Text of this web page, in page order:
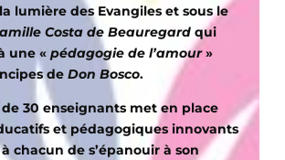
lumière des Evangiles et sous le
Costa de Beauregard qui
une « pédagogie de l’amour»
de Don Bosco.
30 enseignants met en place
et pédagogiques innovants
chacun de s’épanouir à son